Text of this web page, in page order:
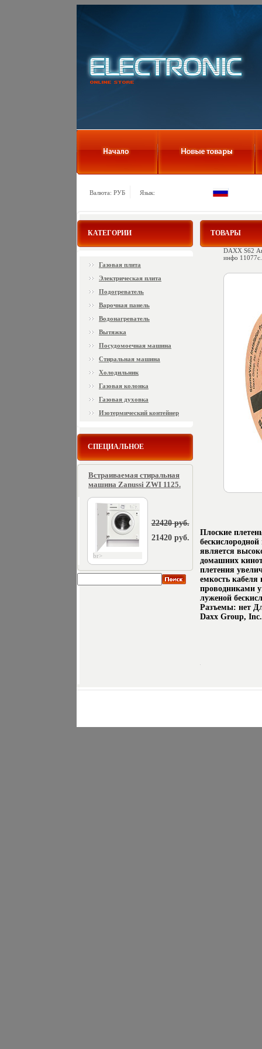
Валюта: РУБ Язык:
КАТЕГОРИИ
Газовая плита
Электрическая плита
Подогреватель
Варочная панель
Водонагреватель
Вытяжка
Посудомоечная машина
Стиральная машина
Холодильник
Газовая колонка
Газовая духовка
Изотермический контейнер
СПЕЦИАЛЬНОЕ
Встраиваемая стиральная
машина Zanussi ZWI 1125.
br>
22420 руб.
21420 руб.
ТОВАРЫ
DAXX S62
инфо 11077c.
Плоские
является
домашних
плетения
емкость
проводниками
луженой
Разъемы: нет
Daxx Group, Inc.